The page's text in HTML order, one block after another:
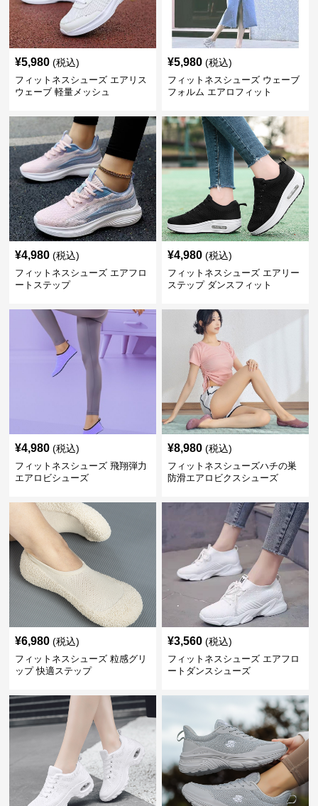
¥5,980 (税込)
フィットネスシューズ エアリス
ウェーブ 軽量メッシュ
¥5,980 (税込)
フィットネスシューズ ウェーブ
フォルム エアロフィット
¥4,980 (税込)
フィットネスシューズ エアフロ
ートステップ
¥4,980 (税込)
フィットネスシューズ エアリー
ステップ ダンスフィット
¥4,980 (税込)
フィットネスシューズ 飛翔弾力
エアロビシューズ
¥8,980 (税込)
フィットネスシューズハチの巣
防滑エアロビクスシューズ
¥6,980 (税込)
フィットネスシューズ 粒感グリ
ップ 快適ステップ
¥3,560 (税込)
フィットネスシューズ エアフロ
ートダンスシューズ